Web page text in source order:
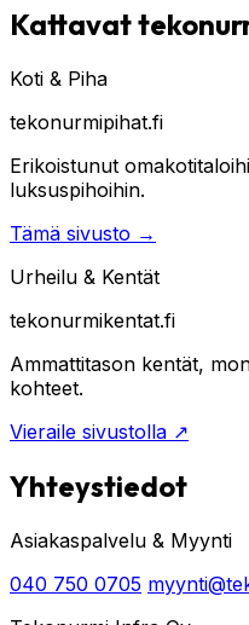
Kattavat
Koti & Piha
tekonurmipihat.fi
Erikoistunut
luksuspihoihin.
Tämä sivusto →
Urheilu & Kentät
tekonurmikentat.fi
Ammattitason kentät,
kohteet.
Vieraile sivustolla ↗
Yhteystiedot
Asiakaspalvelu & Myynti
040 750 0705